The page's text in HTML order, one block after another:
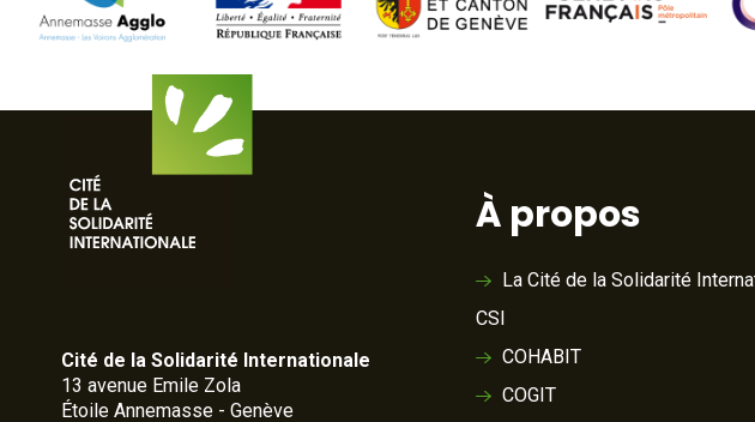
Cité de la Solidarité Internationale
13 avenue Emile Zola
Étoile Annemasse - Genève
À propos
La Cité de la Solidarité
CSI
COHABIT
COGIT